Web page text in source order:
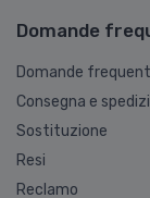
Domande
Domande
Consegna e
Sostituzione
Resi
Reclamo